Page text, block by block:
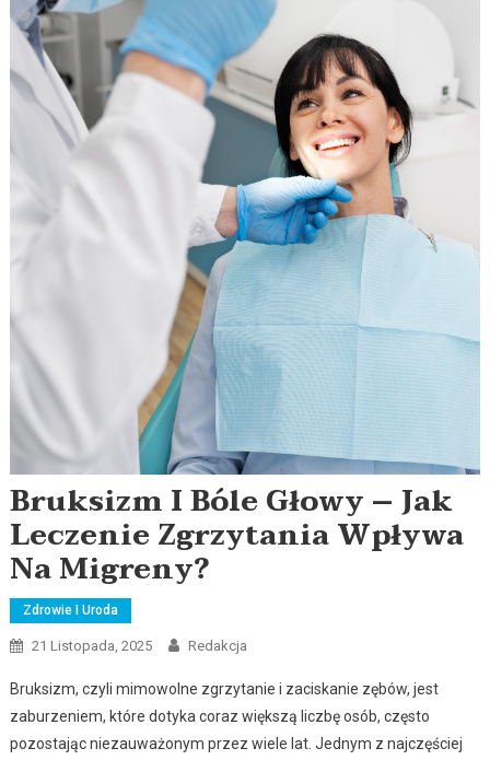
Bruksizm I Bóle Głowy – Jak
Leczenie Zgrzytania Wpływa
Na Migreny?
Zdrowie I Uroda
21 Listopada, 2025 Redakcja
Bruksizm, czyli mimowolne zgrzytanie i zaciskanie zębów, jest
zaburzeniem, które dotyka coraz większą liczbę osób, często
pozostając niezauważonym przez wiele lat. Jednym z najczęściej